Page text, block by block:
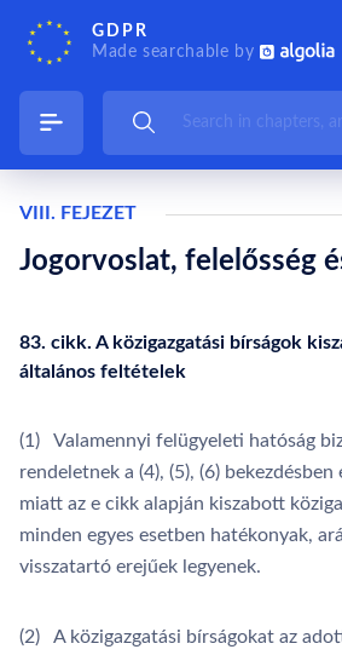
GDPR
Made searchable by
VIII. FEJEZET
Jogorvoslat, felelősség
83. cikk. A közigazgatási bírságok
általános feltételek
(1) Valamennyi felügyeleti hatóság
rendeletnek a (4), (5), (6)
miatt az e cikk alapján kiszabott
minden egyes esetben hatékonyak,
visszatartó erejűek legyenek.
(2) A közigazgatási bírságokat az